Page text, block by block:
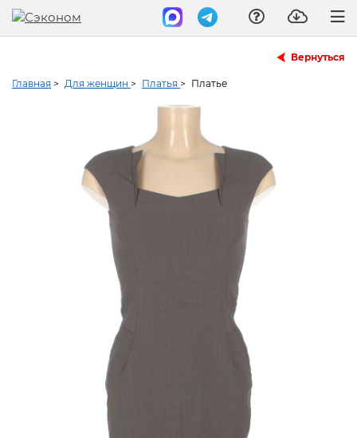
Вернуться
Главная > Для женщин > Платья > Платье